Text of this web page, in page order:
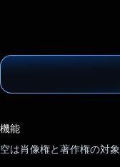
機能
空は肖像権と著作権の対